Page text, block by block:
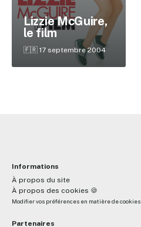
Lizzie McGuire,
le film
🇫🇷 17 septembre 2004
Informations
À propos du site
À propos des cookies 🍪
Modifier vos préférences en matière de cookies
Partenaires
✕